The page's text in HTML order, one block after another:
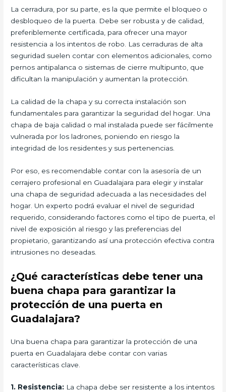
La cerradura, por su parte, es la que permite el bloqueo o
desbloqueo de la puerta. Debe ser robusta y de calidad,
preferiblemente certificada, para ofrecer una mayor
resistencia a los intentos de robo. Las cerraduras de alta
seguridad suelen contar con elementos adicionales, como
pernos antipalanca o sistemas de cierre multipunto, que
dificultan la manipulación y aumentan la protección.
La calidad de la chapa y su correcta instalación son
fundamentales para garantizar la seguridad del hogar. Una
chapa de baja calidad o mal instalada puede ser fácilmente
vulnerada por los ladrones, poniendo en riesgo la
integridad de los residentes y sus pertenencias.
Por eso, es recomendable contar con la asesoría de un
cerrajero profesional en Guadalajara para elegir y instalar
una chapa de seguridad adecuada a las necesidades del
hogar. Un experto podrá evaluar el nivel de seguridad
requerido, considerando factores como el tipo de puerta, el
nivel de exposición al riesgo y las preferencias del
propietario, garantizando así una protección efectiva contra
intrusiones no deseadas.
¿Qué características debe tener una
buena chapa para garantizar la
protección de una puerta en
Guadalajara?
Una buena chapa para garantizar la protección de una
puerta en Guadalajara debe contar con varias
características clave.
1. Resistencia: La chapa debe ser resistente a los intentos